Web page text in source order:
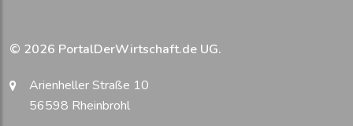
© 2026 PortalDerWirtschaft.de UG.
Arienheller Straße 10
56598 Rheinbrohl